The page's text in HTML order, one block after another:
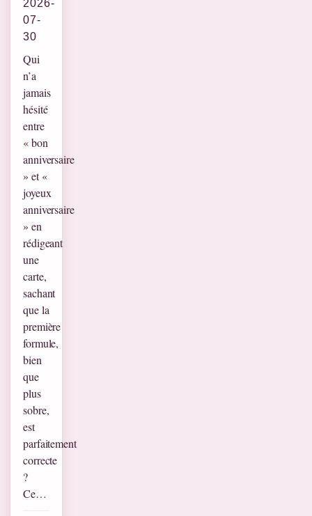
2026-
07-
30
Qui
n’a
jamais
hésité
entre
« bon
anniversaire
» et «
joyeux
anniversaire
» en
rédigeant
une
carte,
sachant
que la
première
formule,
bien
que
plus
sobre,
est
parfaitement
correcte
?
Ce…